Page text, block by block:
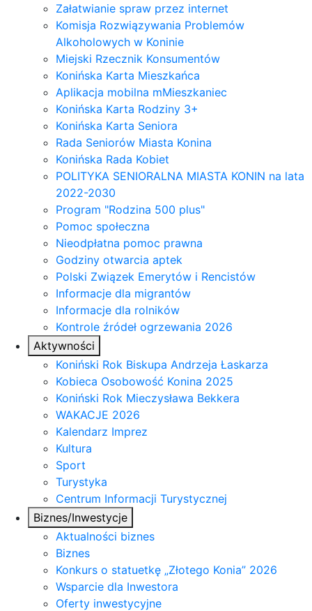
Załatwianie spraw przez internet
Komisja Rozwiązywania Problemów
Alkoholowych w Koninie
Miejski Rzecznik Konsumentów
Konińska Karta Mieszkańca
Aplikacja mobilna mMieszkaniec
Konińska Karta Rodziny 3+
Konińska Karta Seniora
Rada Seniorów Miasta Konina
Konińska Rada Kobiet
POLITYKA SENIORALNA MIASTA KONIN na lata
2022-2030
Program "Rodzina 500 plus"
Pomoc społeczna
Nieodpłatna pomoc prawna
Godziny otwarcia aptek
Polski Związek Emerytów i Rencistów
Informacje dla migrantów
Informacje dla rolników
Kontrole źródeł ogrzewania 2026
Aktywności
Koniński Rok Biskupa Andrzeja Łaskarza
Kobieca Osobowość Konina 2025
Koniński Rok Mieczysława Bekkera
WAKACJE 2026
Kalendarz Imprez
Kultura
Sport
Turystyka
Centrum Informacji Turystycznej
Biznes/Inwestycje
Aktualności biznes
Biznes
Konkurs o statuetkę „Złotego Konia” 2026
Wsparcie dla Inwestora
Oferty inwestycyjne